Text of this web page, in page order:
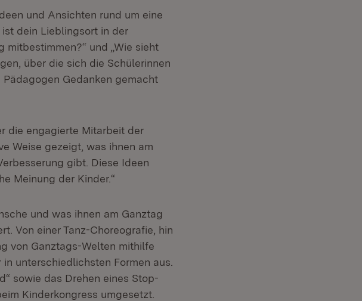
und Ansichten rund um eine
ist dein Lieblingsort in der
mitbestimmen?“ und „Wie sieht
über die sich die Schülerinnen
Gedanken gemacht
die engagierte Mitarbeit der
Weise gezeigt, was ihnen am
gibt. Diese Ideen
Meinung der Kinder.“
und was ihnen am Ganztag
Von einer Tanz-Choreografie, hin
von Ganztags-Welten mithilfe
unterschiedlichsten Formen aus.
sowie das Drehen eines Stop-
Kinderkongress umgesetzt.